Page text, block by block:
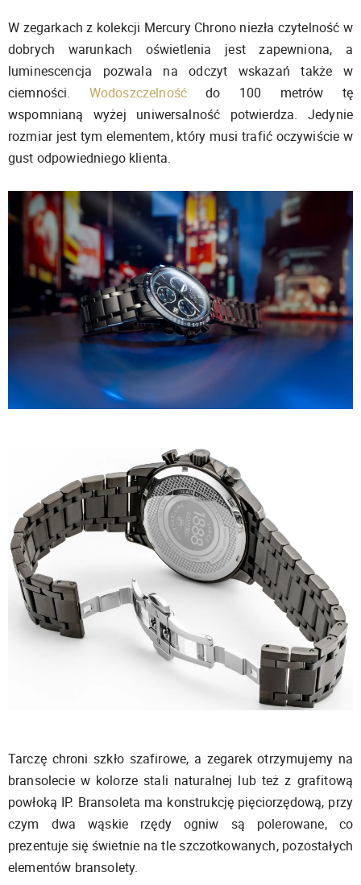
W zegarkach z kolekcji Mercury Chrono niezła czytelność w
dobrych warunkach oświetlenia jest zapewniona, a
luminescencja pozwala na odczyt wskazań także w
ciemności. Wodoszczelność do 100 metrów tę
wspomnianą wyżej uniwersalność potwierdza. Jedynie
rozmiar jest tym elementem, który musi trafić oczywiście w
gust odpowiedniego klienta.
Tarczę chroni szkło szafirowe, a zegarek otrzymujemy na
bransolecie w kolorze stali naturalnej lub też z grafitową
powłoką IP. Bransoleta ma konstrukcję pięciorzędową, przy
czym dwa wąskie rzędy ogniw są polerowane, co
prezentuje się świetnie na tle szczotkowanych, pozostałych
elementów bransolety.